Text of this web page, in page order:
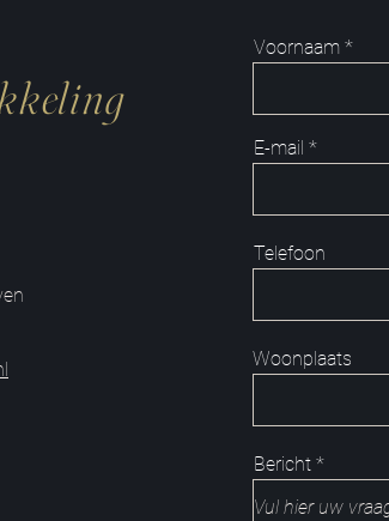
Voornaam
E-mail
Telefoon
Woonplaats
Bericht